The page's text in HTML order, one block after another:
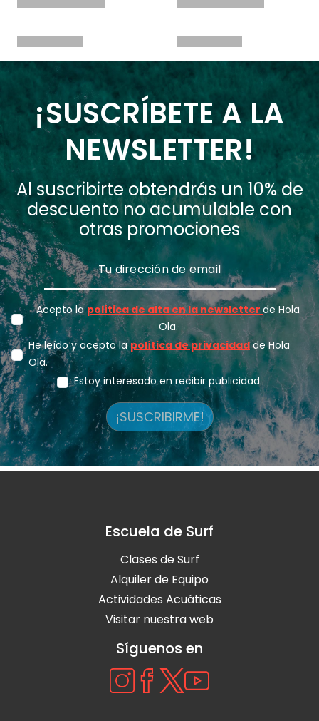
¡SUSCRÍBETE A LA
NEWSLETTER!
Al suscribirte obtendrás un 10% de
descuento no acumulable con
otras promociones
Acepto lapolítica de alta en la newsletter de Hola
Ola.
He leído y acepto lapolítica de privacidadde Hola
Ola.
Estoy interesado en recibir publicidad.
¡SUSCRIBIRME!
Escuela de Surf
Clases de Surf
Alquiler de Equipo
Actividades Acuáticas
Visitar nuestra web
Síguenos en